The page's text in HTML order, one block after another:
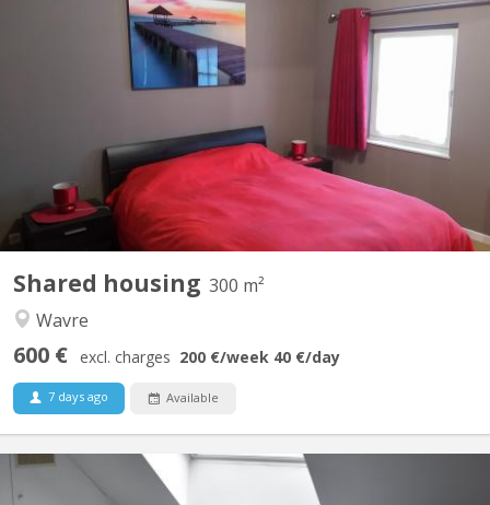
Shared housing 300 m²
Wavre
600 € excl. charges 200 €/week 40 €/day
7 days ago Available
KV 1330
Régent en éducation physique loue chambre(lit double) dans une
belle villa pour UNIQUEMENT étudiant(e), stagiaire sérieux(se) et
soigneux(se). Salle de douche privatisée, TV, Wi-fi, fitness, grand
jardin, bureau, Lave linge, parking privé. Endroit calme, idéal pour
étudier. A 8 min...